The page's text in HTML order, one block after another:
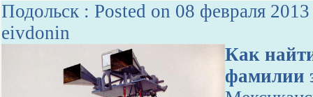
Подольск : Posted on 08 февраля
eivdonin
Как
фамилии